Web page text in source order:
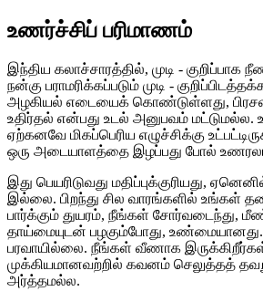
உணர்ச்சிப் பரிமாணம்
இந்திய கலாச்சாரத்தில், முடி - குறிப்பாக
நன்கு பராமரிக்கப்படும் முடி -
அழகியல் எடையைக் கொண்டுள்ளது,
உதிர்தல் என்பது உடல் அனுபவம்
ஏற்கனவே மிகப்பெரிய எழுச்சிக்கு
ஒரு அடையாளத்தை இழப்பது போல்
இது பெயரிடுவது மதிப்புக்குரியது,
இல்லை. பிறந்து சில வாரங்களில் உங்கள்
பார்க்கும் துயரம், நீங்கள் சோர்வடைந்து,
தாய்மையுடன் பழகும்போது, ​​உண்மையானது.
பரவாயில்லை. நீங்கள் வீணாக
முக்கியமானவற்றில் கவனம் செலுத்தத்
அர்த்தமல்ல.